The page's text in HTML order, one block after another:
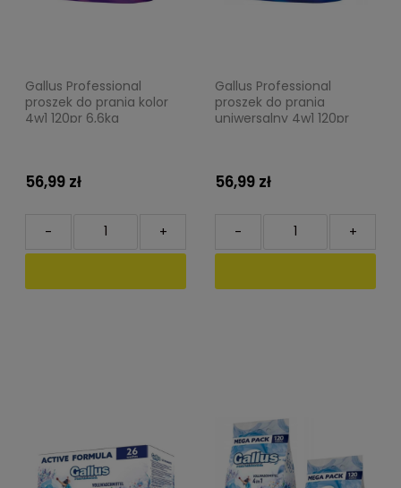
Gallus Professional
proszek do prania kolor
4w1 120pr 6,6kg
56,99 zł
+
-
Gallus Professional
proszek do prania
uniwersalny 4w1 120pr
56,99 zł
+
-